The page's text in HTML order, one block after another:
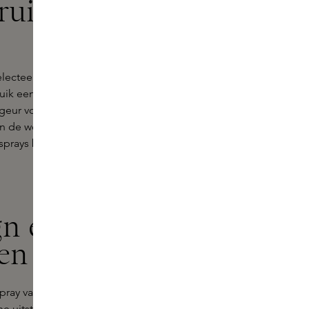
bij
geuren die passen bij
een frisse citrusgeur in de
voor een ontspannen sfeer in
woonkamer voor extra
bovendien tot een stijlvol
en
van